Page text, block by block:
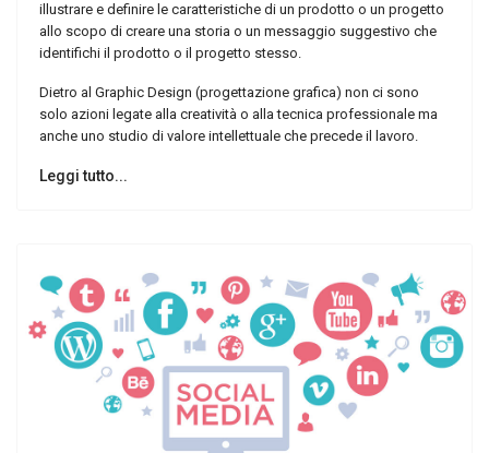
illustrare e definire le caratteristiche di un prodotto o un progetto
allo scopo di creare una storia o un messaggio suggestivo che
identifichi il prodotto o il progetto stesso.
Dietro al Graphic Design (progettazione grafica) non ci sono
solo azioni legate alla creatività o alla tecnica professionale ma
anche uno studio di valore intellettuale che precede il lavoro.
Leggi tutto...